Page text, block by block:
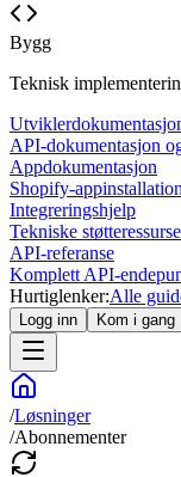
Bygg
Teknisk
API-dokumentasjon
Appdokumentasjon
Shopify-
Integreringshjelp
Tekniske
API-referanse
Komplett API-
Hurtiglenker:Alle
Logg inn Kom i gang
/Løsninger
/Abonnementer